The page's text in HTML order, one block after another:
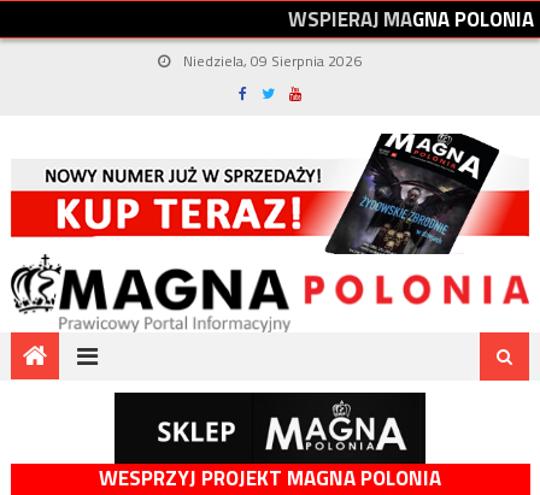
WSPIERAJMAGNAPOLONIA
Niedziela, 09 Sierpnia 2026
WESPRZYJ PROJEKT MAGNA POLONIA